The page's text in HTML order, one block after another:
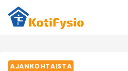
Siirry
sisältöön
AJANKOHTAISTA